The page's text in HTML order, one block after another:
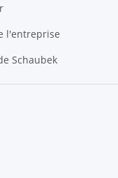
l'entreprise
Schaubek